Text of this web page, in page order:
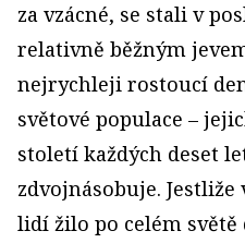
za vzácné, se stali v
relativně běžným
nejrychleji rostoucí
světové populace –
století každých deset
zdvojnásobuje. Jestliže
lidí žilo po celém světě